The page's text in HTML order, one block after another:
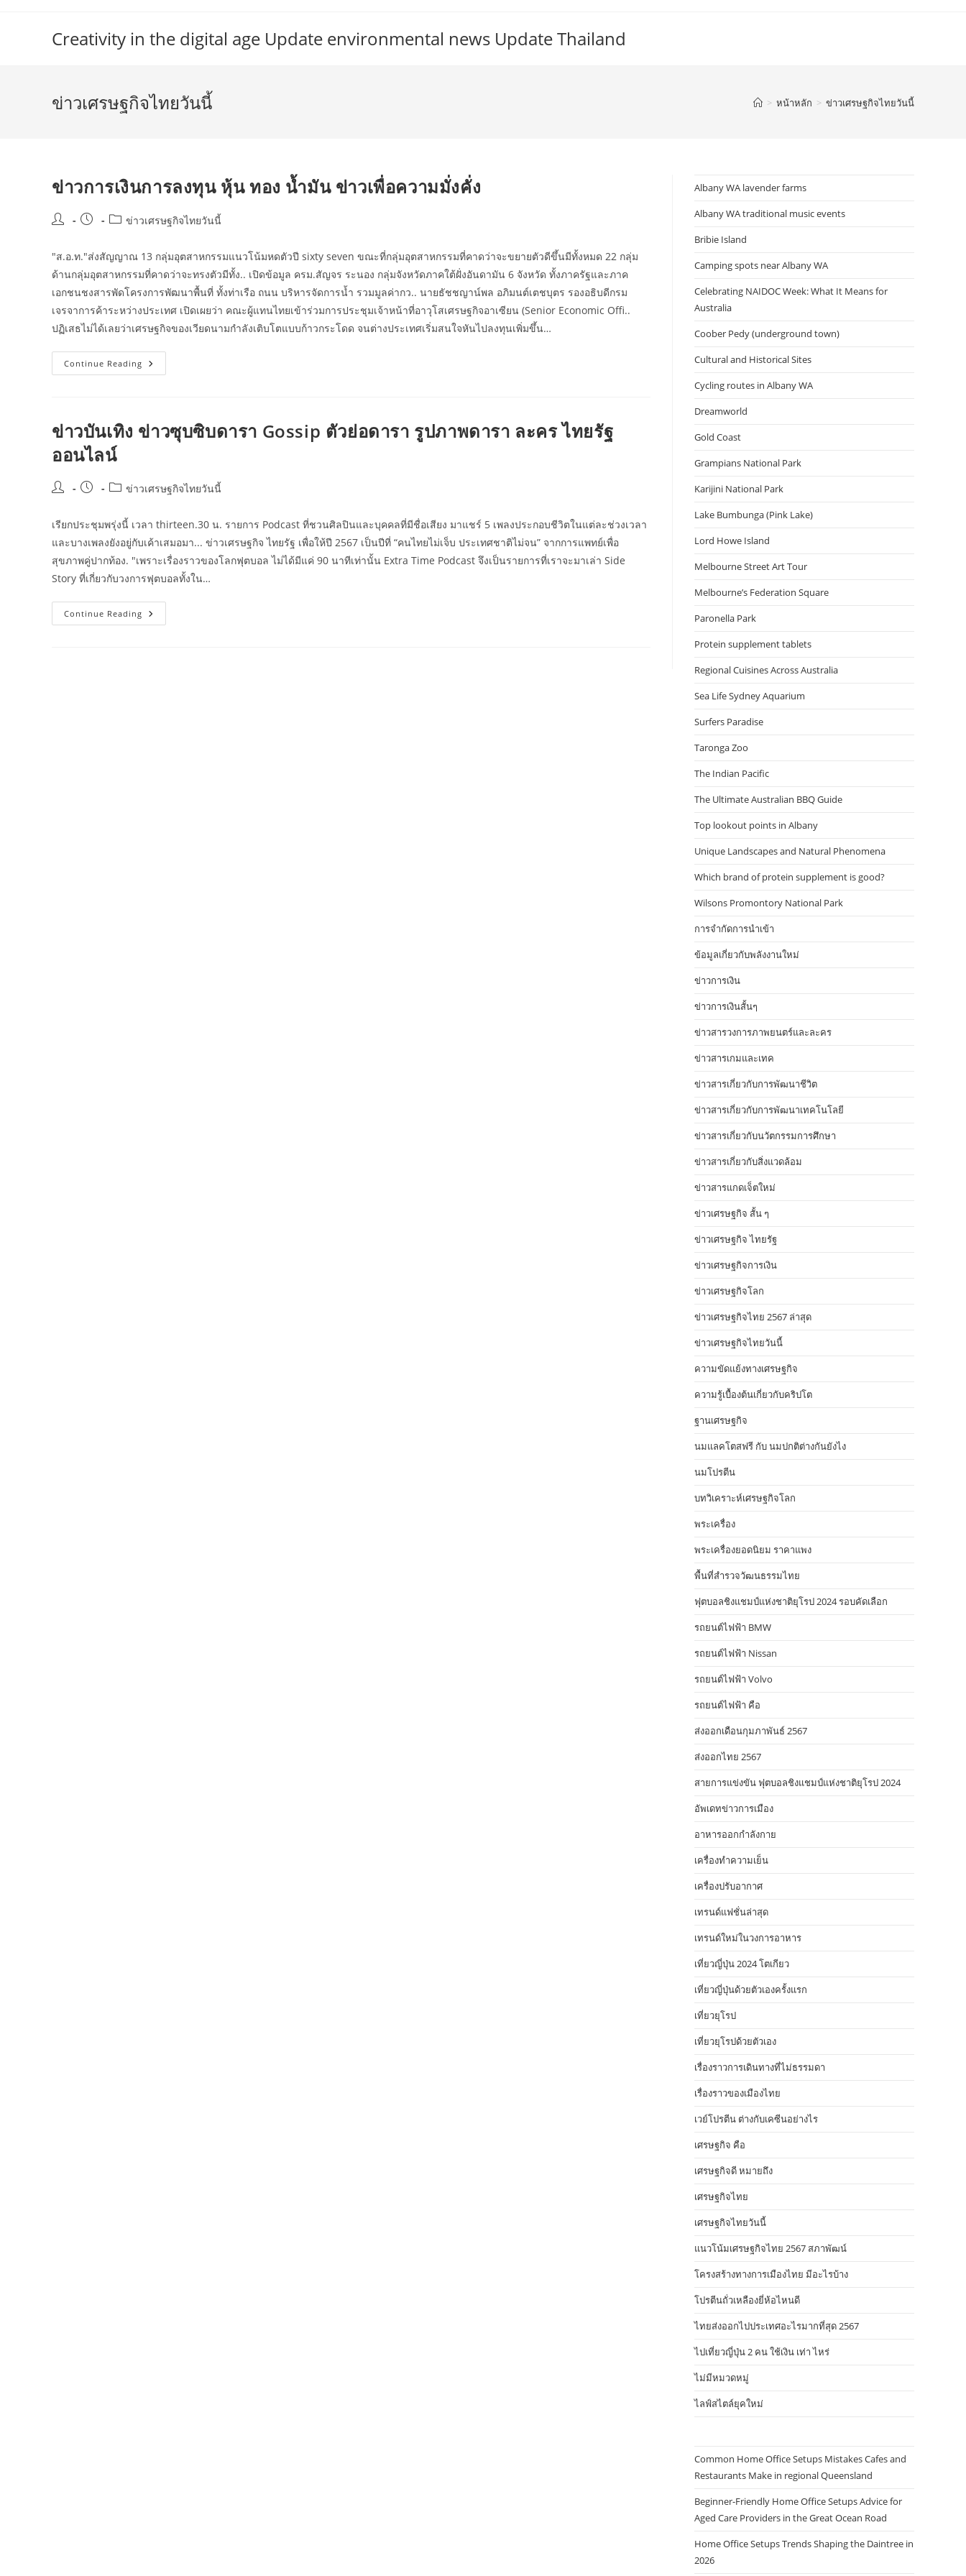
Creativity in the digital age Update environmental news Update Thailand
ข่าวเศรษฐกิจไทยวันนี้ > หน้าหลัก > ข่าวเศรษฐกิจไทยวันนี้
ข่าวการเงินการลงทุน หุ้น ทอง น้ำมัน ข่าวเพื่อความมั่งคั่ง
Post
Post
Postข่าวเศรษฐกิจไทยวันนี้
"ส.อ.ท."ส่งสัญญาณ 13 กลุ่มอุตสาหกรรมแนวโน้มหดตัวปี sixty seven ขณะที่กลุ่มอุตสาหกรรมที่คาดว่าจะขยายตัวดีขึ้นมีทั้งหมด 22 กลุ่ม
ด้านกลุ่มอุตสาหกรรมที่คาดว่าจะทรงตัวมีทั้ง.. เปิดข้อมูล ครม.สัญจร ระนอง กลุ่มจังหวัดภาคใต้ฝั่งอันดามัน 6 จังหวัด ทั้งภาครัฐและภาค
เอกชนชงสารพัดโครงการพัฒนาพื้นที่ ทั้งท่าเรือ ถนน บริหารจัดการน้ำ รวมมูลค่ากว.. นายธัชชญาน์พล อภิมนต์เตชบุตร รองอธิบดีกรม
เจรจาการค้าระหว่างประเทศ เปิดเผยว่า คณะผู้แทนไทยเข้าร่วมการประชุมเจ้าหน้าที่อาวุโสเศรษฐกิจอาเซียน (Senior Economic Offi..
ปฏิเสธไม่ได้เลยว่าเศรษฐกิจของเวียดนามกำลังเติบโตแบบก้าวกระโดด จนต่างประเทศเริ่มสนใจหันไปลงทุนเพิ่มขึ้น…
Continue Reading ข่าว
การ
ทอง
น้ำมัน
ข่าวบันเทิง ข่าวซุบซิบดารา Gossip ตัวย่อดารา รูปภาพดารา ละคร ไทยรัฐ
ออนไลน์
Post
Post
Postข่าวเศรษฐกิจไทยวันนี้
เรียกประชุมพรุ่งนี้ เวลา thirteen.30 น. รายการ Podcast ที่ชวนศิลปินและบุคคลที่มีชื่อเสียง มาแชร์ 5 เพลงประกอบชีวิตในแต่ละช่วงเวลา
และบางเพลงยังอยู่กับเค้าเสมอมา... ข่าวเศรษฐกิจ ไทยรัฐ เพื่อให้ปี 2567 เป็นปีที่ “คนไทยไม่เจ็บ ประเทศชาติไม่จน” จากการแพทย์เพื่อ
สุขภาพคู่ปากท้อง. "เพราะเรื่องราวของโลกฟุตบอล ไม่ได้มีแค่ 90 นาทีเท่านั้น Extra Time Podcast จึงเป็นรายการที่เราจะมาเล่า Side
Story ที่เกี่ยวกับวงการฟุตบอลทั้งใน…
Continue Reading ข่าว
บันเทิง
Albany WA lavender farms
Albany WA traditional music events
Bribie Island
Camping spots near Albany WA
Celebrating NAIDOC Week: What It Means for
Australia
Coober Pedy (underground town)
Cultural and Historical Sites
Cycling routes in Albany WA
Dreamworld
Gold Coast
Grampians National Park
Karijini National Park
Lake Bumbunga (Pink Lake)
Lord Howe Island
Melbourne Street Art Tour
Melbourne’s Federation Square
Paronella Park
Protein supplement tablets
Regional Cuisines Across Australia
Sea Life Sydney Aquarium
Surfers Paradise
Taronga Zoo
The Indian Pacific
The Ultimate Australian BBQ Guide
Top lookout points in Albany
Unique Landscapes and Natural Phenomena
Which brand of protein supplement is good?
Wilsons Promontory National Park
การจำกัดการนำเข้า
ข้อมูลเกี่ยวกับพลังงานใหม่
ข่าวการเงิน
ข่าวการเงินสั้นๆ
ข่าวสารวงการภาพยนตร์และละคร
ข่าวสารเกมและเทค
ข่าวสารเกี่ยวกับการพัฒนาชีวิต
ข่าวสารเกี่ยวกับการพัฒนาเทคโนโลยี
ข่าวสารเกี่ยวกับนวัตกรรมการศึกษา
ข่าวสารเกี่ยวกับสิ่งแวดล้อม
ข่าวสารแกดเจ็ตใหม่
ข่าวเศรษฐกิจ สั้น ๆ
ข่าวเศรษฐกิจ ไทยรัฐ
ข่าวเศรษฐกิจการเงิน
ข่าวเศรษฐกิจโลก
ข่าวเศรษฐกิจไทย 2567 ล่าสุด
ข่าวเศรษฐกิจไทยวันนี้
ความขัดแย้งทางเศรษฐกิจ
ความรู้เบื้องต้นเกี่ยวกับคริปโต
ฐานเศรษฐกิจ
นมแลคโตสฟรี กับ นมปกติต่างกันยังไง
นมโปรตีน
บทวิเคราะห์เศรษฐกิจโลก
พระเครื่อง
พระเครื่องยอดนิยม ราคาแพง
พื้นที่สำรวจวัฒนธรรมไทย
ฟุตบอลชิงแชมป์แห่งชาติยุโรป 2024 รอบคัดเลือก
รถยนต์ไฟฟ้า BMW
รถยนต์ไฟฟ้า Nissan
รถยนต์ไฟฟ้า Volvo
รถยนต์ไฟฟ้า คือ
ส่งออกเดือนกุมภาพันธ์ 2567
ส่งออกไทย 2567
สายการแข่งขัน ฟุตบอลชิงแชมป์แห่งชาติยุโรป 2024
อัพเดทข่าวการเมือง
อาหารออกกําลังกาย
เครื่องทำความเย็น
เครื่องปรับอากาศ
เทรนด์แฟชั่นล่าสุด
เทรนด์ใหม่ในวงการอาหาร
เที่ยวญี่ปุ่น 2024 โตเกียว
เที่ยวญี่ปุ่นด้วยตัวเองครั้งแรก
เที่ยวยุโรป
เที่ยวยุโรปด้วยตัวเอง
เรื่องราวการเดินทางที่ไม่ธรรมดา
เรื่องราวของเมืองไทย
เวย์โปรตีน ต่างกับเคซีนอย่างไร
เศรษฐกิจ คือ
เศรษฐกิจดี หมายถึง
เศรษฐกิจไทย
เศรษฐกิจไทยวันนี้
แนวโน้มเศรษฐกิจไทย 2567 สภาพัฒน์
โครงสร้างทางการเมืองไทย มีอะไรบ้าง
โปรตีนถั่วเหลืองยี่ห้อไหนดี
ไทยส่งออกไปประเทศอะไรมากที่สุด 2567
ไปเที่ยวญี่ปุ่น 2 คน ใช้เงิน เท่า ไหร่
ไม่มีหมวดหมู่
ไลฟ์สไตล์ยุคใหม่
Common Home Office Setups Mistakes Cafes and
Restaurants Make in regional Queensland
Beginner-Friendly Home Office Setups Advice for
Aged Care Providers in the Great Ocean Road
Home Office Setups Trends Shaping the Daintree in
2026